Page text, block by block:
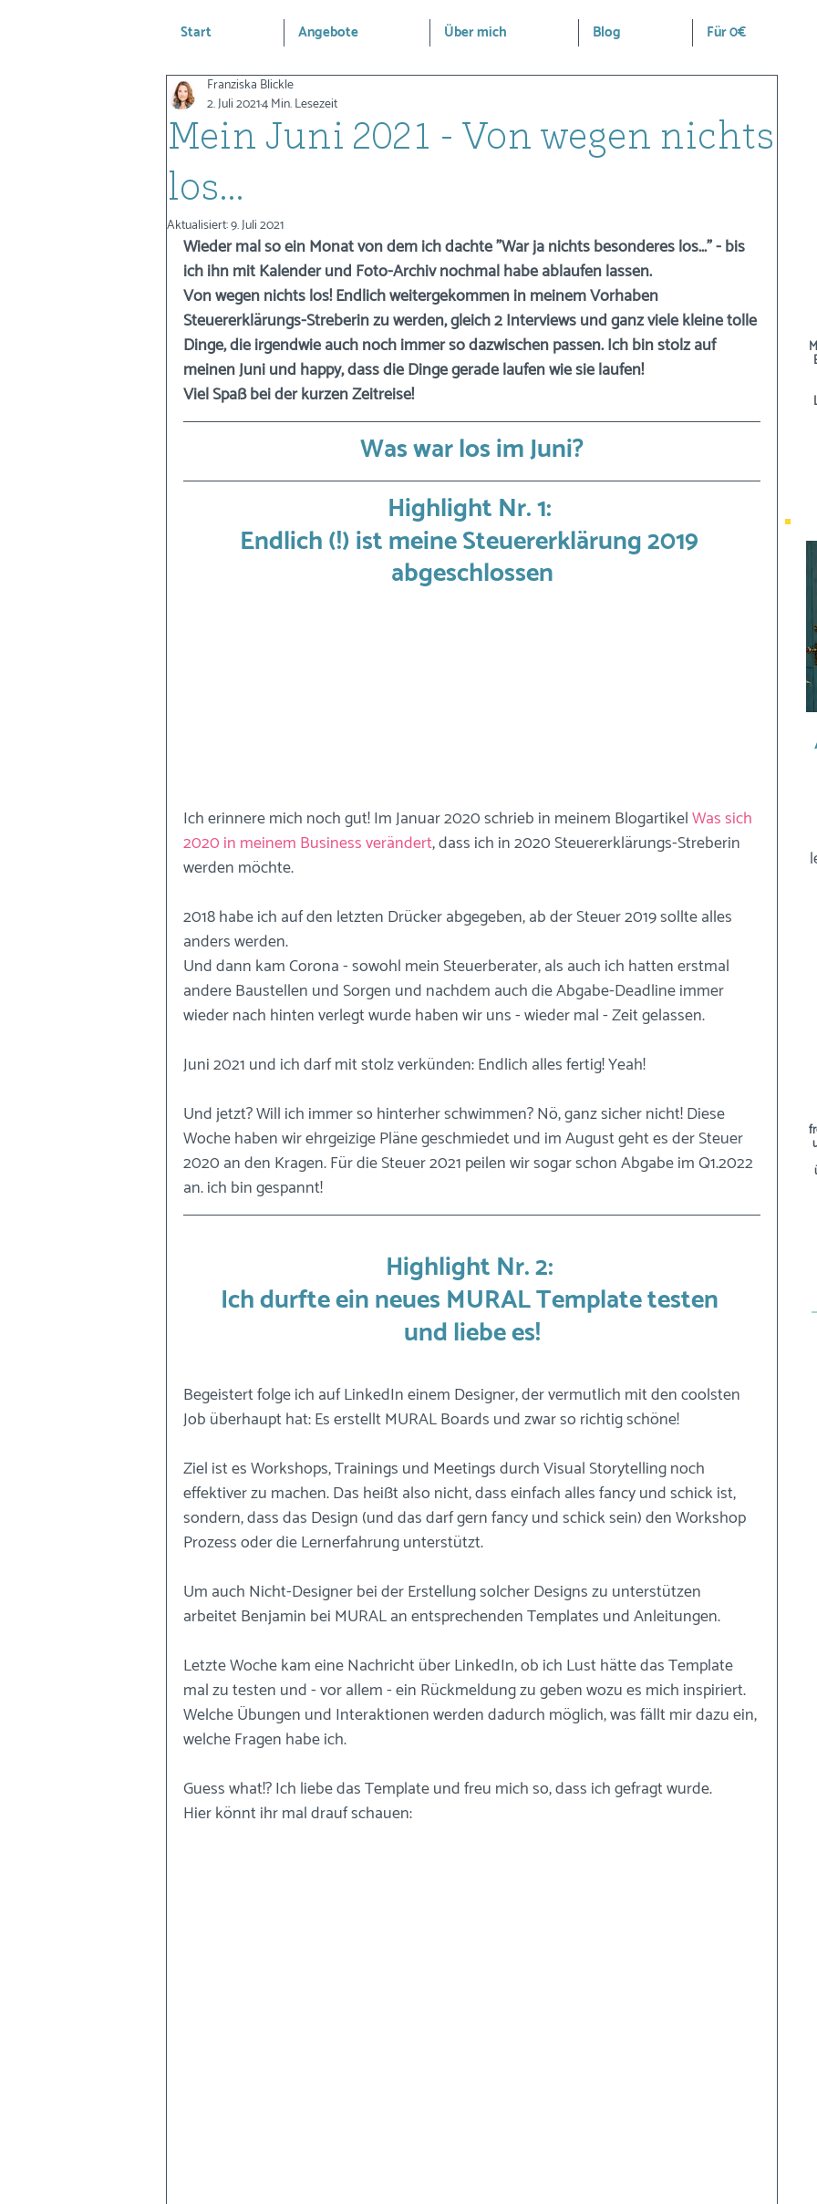
Start Angebote Über mich Blog Für 0€
Mein Juni 2021 - Von wegen nichts
los...
Franziska Blickle
2. Juli 20214 Min. Lesezeit
Aktualisiert:9. Juli 2021
Wieder mal so ein Monat von dem ich dachte "War ja nichts besonderes los..." - bis
ich ihn mit Kalender und Foto-Archiv nochmal habe ablaufen lassen.
Von wegen nichts los! Endlich weitergekommen in meinem Vorhaben
Steuererklärungs-Streberin zu werden, gleich 2 Interviews und ganz viele kleine tolle
Dinge, die irgendwie auch noch immer so dazwischen passen. Ich bin stolz auf
meinen Juni und happy, dass die Dinge gerade laufen wie sie laufen!
Viel Spaß bei der kurzen Zeitreise!
Was war los im Juni?
Highlight Nr. 1:
Endlich (!) ist meine Steuererklärung 2019
abgeschlossen
Ich erinnere mich noch gut! Im Januar 2020 schrieb in meinem Blogartikel Was sich
2020 in meinem Business verändert, dass ich in 2020 Steuererklärungs-Streberin
werden möchte.
2018 habe ich auf den letzten Drücker abgegeben, ab der Steuer 2019 sollte alles
anders werden.
Und dann kam Corona - sowohl mein Steuerberater, als auch ich hatten erstmal
andere Baustellen und Sorgen und nachdem auch die Abgabe-Deadline immer
wieder nach hinten verlegt wurde haben wir uns - wieder mal - Zeit gelassen.
Juni 2021 und ich darf mit stolz verkünden: Endlich alles fertig! Yeah!
Und jetzt? Will ich immer so hinterher schwimmen? Nö, ganz sicher nicht! Diese
Woche haben wir ehrgeizige Pläne geschmiedet und im August geht es der Steuer
2020 an den Kragen. Für die Steuer 2021 peilen wir sogar schon Abgabe im Q1.2022
an. ich bin gespannt!
Highlight Nr. 2:
Ich durfte ein neues MURAL Template testen
und liebe es!
Begeistert folge ich auf LinkedIn einem Designer, der vermutlich mit den coolsten
Job überhaupt hat: Es erstellt MURAL Boards und zwar so richtig schöne!
Ziel ist es Workshops, Trainings und Meetings durch Visual Storytelling noch
effektiver zu machen. Das heißt also nicht, dass einfach alles fancy und schick ist,
sondern, dass das Design (und das darf gern fancy und schick sein) den Workshop
Prozess oder die Lernerfahrung unterstützt.
Um auch Nicht-Designer bei der Erstellung solcher Designs zu unterstützen
arbeitet Benjamin bei MURAL an entsprechenden Templates und Anleitungen.
Letzte Woche kam eine Nachricht über LinkedIn, ob ich Lust hätte das Template
mal zu testen und - vor allem - ein Rückmeldung zu geben wozu es mich inspiriert.
Welche Übungen und Interaktionen werden dadurch möglich, was fällt mir dazu ein,
welche Fragen habe ich.
Guess what!? Ich liebe das Template und freu mich so, dass ich gefragt wurde.
Hier könnt ihr mal drauf schauen: